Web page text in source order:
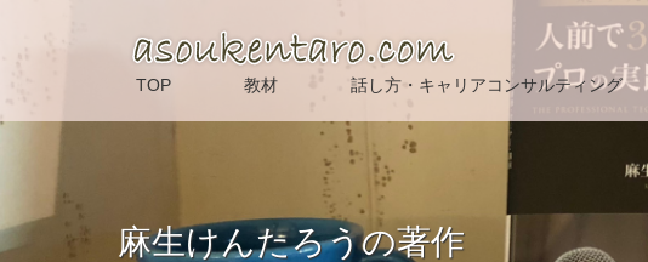
TOP 教材 話し方・キャリアコンサルティング
麻生けんたろうの著作